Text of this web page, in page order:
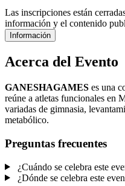
Las inscripciones están
información y el contenido
Información
Acerca del Evento
GANESHAGAMES es una
reúne a atletas funcionales en
variadas de gimnasia,
metabólico.
Preguntas frecuentes
¿Cuándo se celebra este
¿Dónde se celebra este